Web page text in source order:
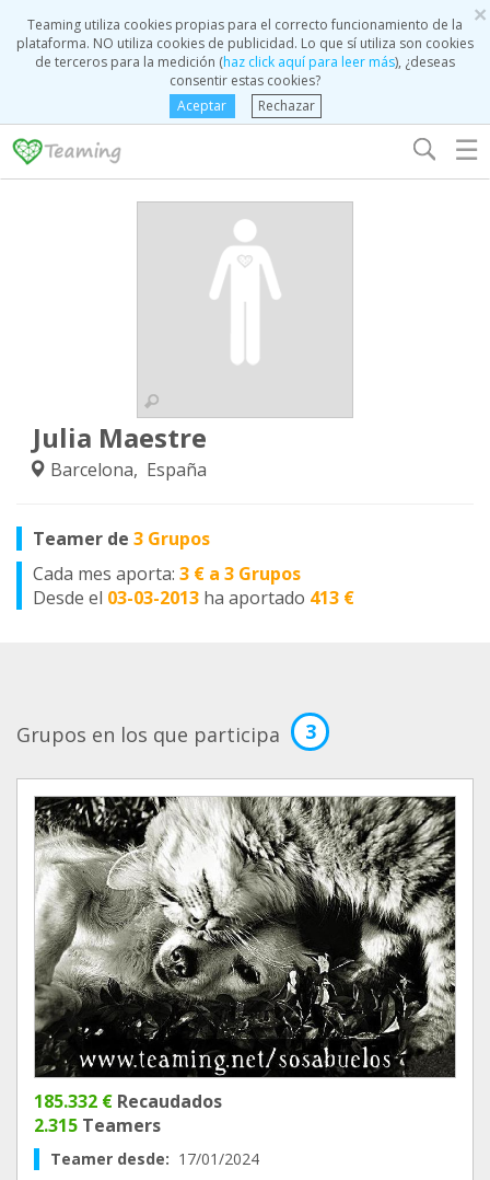
×
Teaming utiliza cookies propias para el correcto funcionamiento de la
plataforma. NO utiliza cookies de publicidad. Lo que sí utiliza son cookies
de terceros para la medición (haz click aquí para leer más), ¿deseas
consentir estas cookies?
Aceptar
Rechazar
☰
Julia Maestre
Barcelona, España
Teamer de 3 Grupos
Cada mes aporta: 3 € a 3 Grupos
Desde el 03-03-2013 ha aportado 413 €
Grupos en los que participa 3
185.332 € Recaudados
2.315 Teamers
Teamer desde: 17/01/2024